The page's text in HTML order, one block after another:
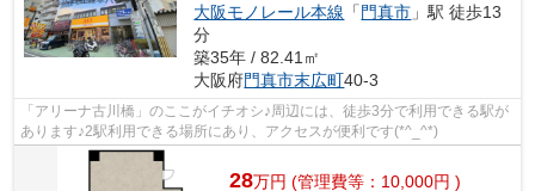
大阪モノレール本線 「門真市 」駅 徒歩13
分
築35年 / 82.41㎡
大阪府門真市末広町40-3
「アリーナ古川橋」のここがイチオシ♪周辺には、徒歩3分で利用できる駅が
あります♪2駅利用できる場所にあり、アクセスが便利です(*^_^*)
28万円 (管理費等：10,000円 )